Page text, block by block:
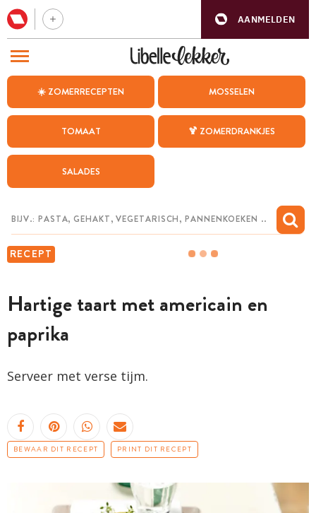
AANMELDEN
☀️ ZOMERRECEPTEN MOSSELEN
TOMAAT 🍹 ZOMERDRANKJES
SALADES
RECEPT
Hartige taart met americain en
paprika
Serveer met verse tijm.
BEWAAR DIT RECEPT PRINT DIT RECEPT
BEZOEK ONZE ANDERE WEBSITES
WEEKMENU
CHAT MET MAIA
MIJN BEWAARDE RECEPTEN